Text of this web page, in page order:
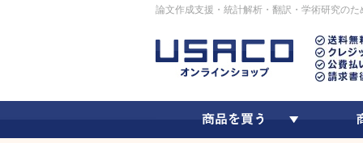
論文作成支援・統計解析・翻訳・学術研究の